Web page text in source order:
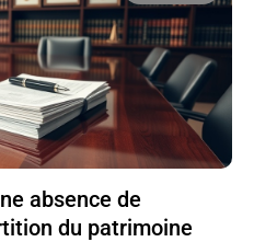
absence de
du patrimoine